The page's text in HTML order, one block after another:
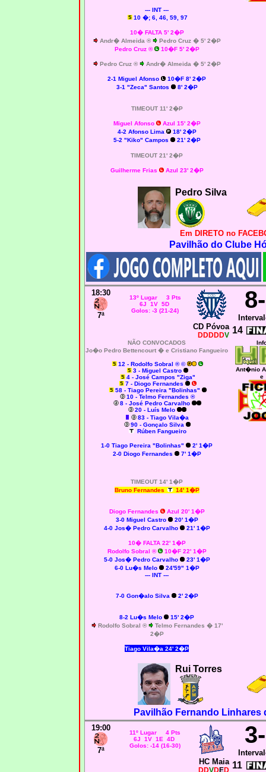
--- INT ---
10 �; 6, 46, 59, 97
10� FALTA 5' 2�P
Andr� Almeida ®
Pedro Cruz � 5' 2�P
Pedro Cruz® 10�F 5' 2�P
Pedro Cruz ® Andr� Almeida � 5' 2�P
2-1 Miguel Afonso
10�F 8' 2�P
3-1 "Zeca" Santos 8' 2�P
TIMEOUT 11' 2�P
Miguel Afonso
Azul 15' 2�P
4-2 Afonso Lima
18' 2�P
5-2 "Kiko" Campos
21' 2�P
TIMEOUT 21' 2�P
Guilherme Frias Azul 23' 2�P
Pedro Silva
Em DIRETO no
Pavilhão do Clube
18:30
7ª
13º Lugar 3 Pts
6J 1V 5D
Golos: -3 (21-24)
CD Póvoa
DDDDDV 14
NÃO CONVOCADOS
Jo�o Pedro Bettencourt � e Cristiano Fangueiro
12 - Rodolfo Sobral ® ©
3 - Miguel Castro
4 - José Campos "Ziga"
7 - Diogo Fernandes
58 - Tiago Pereira "Bolinhas"
10 - Telmo Fernandes ®
8 - José Pedro Carvalho
20 - Luís Melo
83 - Tiago Vila�a
90 - Gonçalo Silva
Rúben Fangueiro
1-0 Tiago Pereira "Bolinhas"
2' 1�P
2-0 Diogo Fernandes
7' 1�P
TIMEOUT 14' 1�P
Bruno Fernandes
14' 1�P
Diogo Fernandes
Azul 20' 1�P
3-0 Miguel Castro
20' 1�P
4-0 Jos� Pedro Carvalho
21' 1�P
10� FALTA 22' 1�P
Rodolfo Sobral ®
10�F 22' 1�P
5-0 Jos� Pedro Carvalho
23' 1�P
6-0 Lu�s Melo
24'59" 1�P
--- INT ---
7-0 Gon�alo Silva 2' 2�P
8-2 Lu�s Melo
15' 2�P
Rodolfo Sobral ®
Telmo Fernandes � 17'
2�P
Tiago Vila�a 24' 2�P
Ant�nio
e
Rui Torres
Pavilhão Fernando Linhares
19:00
7ª
11º Lugar 4 Pts
6J 1V 1E 4D
Golos: -14 (16-30)
3
HC Maia
DDVDED 11